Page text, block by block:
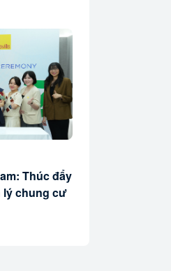
Thúc đẩy
lý chung cư